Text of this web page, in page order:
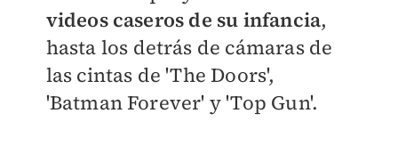
videos caseros de su infancia,
hasta los detrás de cámaras de
las cintas de 'The Doors',
'Batman Forever' y 'Top Gun'.